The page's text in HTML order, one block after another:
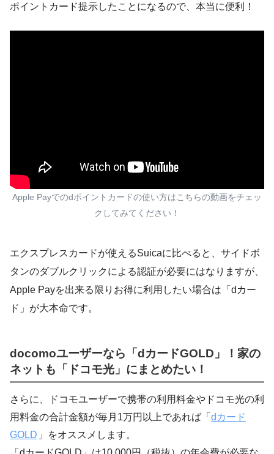
ポイントカード提示したことになるので、本当に便利！
Apple Payでのdポイントカードの使い方はこちらの動画をチェッ
クしてみてください！
エクスプレスカードが使えるSuicaに比べると、サイドボ
タンのダブルクリックによる認証が必要にはなりますが、
Apple Payを出来る限りお得に利用したい場合は「dカー
ド」が大本命です。
docomoユーザーなら「dカードGOLD」！家の
ネットも「ドコモ光」にまとめたい！
さらに、ドコモユーザーで携帯の利用料金やドコモ光の利
用料金の合計金額が毎月1万円以上であれば「 dカード
GOLD 」をオススメします。